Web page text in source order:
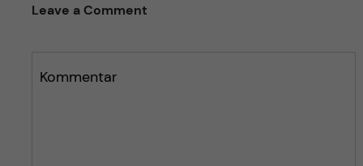
Leave a Comment
Kommentar